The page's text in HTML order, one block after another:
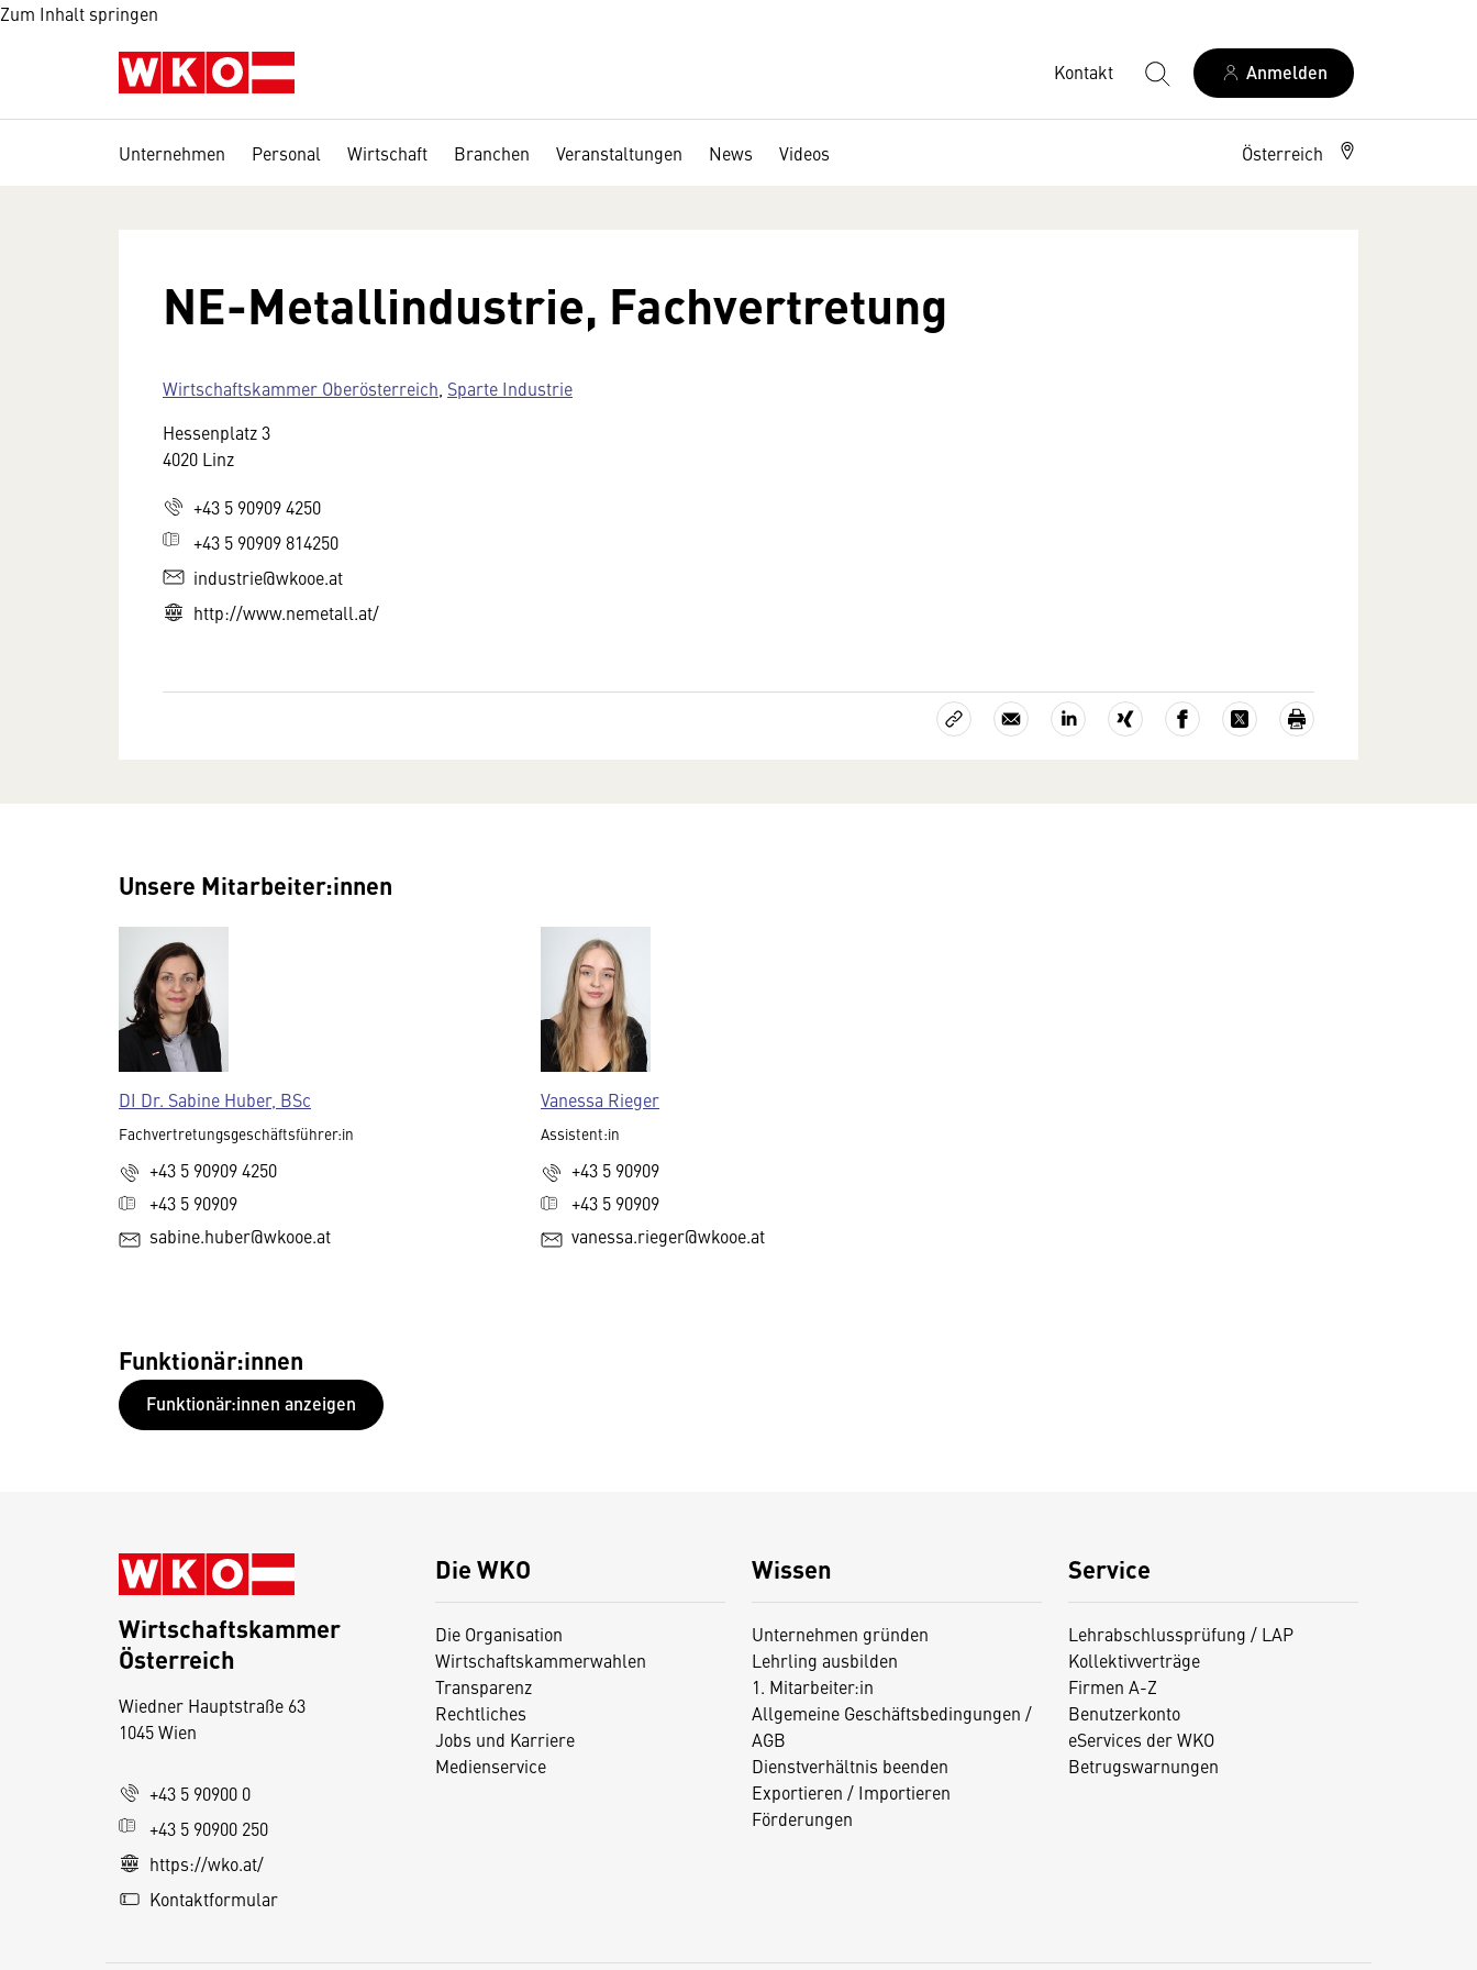
Zum Inhalt springen
Kontakt Anmelden
Unternehmen Personal Wirtschaft Branchen Veranstaltungen News Videos Österreich
NE-Metallindustrie, Fachvertretung
Wirtschaftskammer Oberösterreich Sparte Industrie
Hessenplatz 3
4020 Linz
+43 5 90909 4250
+43 5 90909 814250
industrie@wkooe.at
http://www.nemetall.at/
Unsere Mitarbeiter:innen
DI Dr. Sabine Huber, BSc
Fachvertretungsgeschäftsführer:in
+43 5 90909 4250
+43 5 90909
sabine.huber@wkooe.at
Vanessa Rieger
Assistent:in
+43 5 90909
+43 5 90909
vanessa.rieger@wkooe.at
Funktionär:innen
Funktionär:innen anzeigen
Die WKO
Die Organisation
Wirtschaftskammerwahlen
Transparenz
Rechtliches
Jobs und Karriere
Medienservice
Wissen
Unternehmen gründen
Lehrling ausbilden
1. Mitarbeiter:in
Allgemeine Geschäftsbedingungen /
AGB
Dienstverhältnis beenden
Exportieren / Importieren
Förderungen
Service
Lehrabschlussprüfung / LAP
Kollektivverträge
Firmen A-Z
Benutzerkonto
eServices der WKO
Betrugswarnungen
Wirtschaftskammer
Österreich
Wiedner Hauptstraße 63
1045 Wien
+43 5 90900 0
+43 5 90900 250
https://wko.at/
Kontaktformular